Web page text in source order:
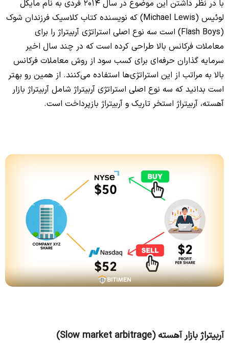
با در نظر داشتن این موضوع در سال 2014 فردی به نام مایکل
لوئیس (Michael Lewis) که نویسنده کتاب کلاسیک فرزندان شوک
(Flash Boys) است سه نوع اصلی استراتژی آربیتراژ را برای
معاملات فرکانس بالا طراحی کرده است که در چند سال اخیر
سرمایه گذاران حرفه‌ای برای کسب سود از روش معاملات فرکانس
بالا به مراتب از این استراتژی‌ها استفاده می‌کنند. از همین رو بهتر
است بدانید که سه نوع اصلی استراتژی آربیتراژ شامل آربیتراژ بازار
آهسته، آربیتراژ استخر تاریک و آربیتراژ بازپرداخت است.
آربیتراژ بازار آهسته (Slow market arbitrage)